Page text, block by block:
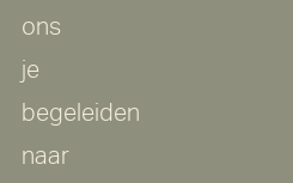
ons
je
begeleiden
naar